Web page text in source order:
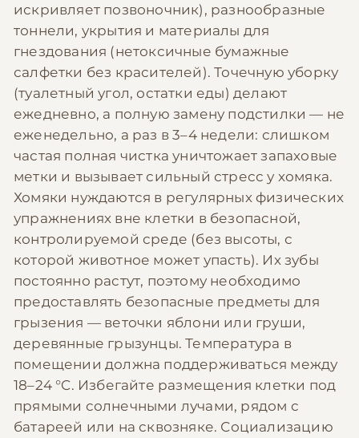
искривляет позвоночник), разнообразные
тоннели, укрытия и материалы для
гнездования (нетоксичные бумажные
салфетки без красителей). Точечную уборку
(туалетный угол, остатки еды) делают
ежедневно, а полную замену подстилки — не
еженедельно, а раз в 3–4 недели: слишком
частая полная чистка уничтожает запаховые
метки и вызывает сильный стресс у хомяка.
Хомяки нуждаются в регулярных физических
упражнениях вне клетки в безопасной,
контролируемой среде (без высоты, с
которой животное может упасть). Их зубы
постоянно растут, поэтому необходимо
предоставлять безопасные предметы для
грызения — веточки яблони или груши,
деревянные грызунцы. Температура в
помещении должна поддерживаться между
18–24 °C. Избегайте размещения клетки под
прямыми солнечными лучами, рядом с
батареей или на сквозняке. Социализацию